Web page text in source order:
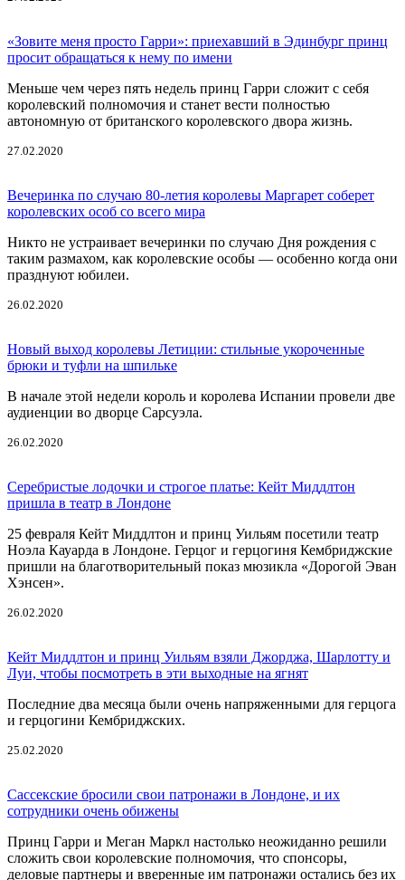
«Зовите меня просто Гарри»: приехавший в Эдинбург принц
просит обращаться к нему по имени
Меньше чем через пять недель принц Гарри сложит с себя
королевский полномочия и станет вести полностью
автономную от британского королевского двора жизнь.
27.02.2020
Вечеринка по случаю 80-летия королевы Маргарет соберет
королевских особ со всего мира
Никто не устраивает вечеринки по случаю Дня рождения с
таким размахом, как королевские особы — особенно когда они
празднуют юбилеи.
26.02.2020
Новый выход королевы Летиции: стильные укороченные
брюки и туфли на шпильке
В начале этой недели король и королева Испании провели две
аудиенции во дворце Сарсуэла.
26.02.2020
Серебристые лодочки и строгое платье: Кейт Миддлтон
пришла в театр в Лондоне
25 февраля Кейт Миддлтон и принц Уильям посетили театр
Ноэла Кауарда в Лондоне. Герцог и герцогиня Кембриджские
пришли на благотворительный показ мюзикла «Дорогой Эван
Хэнсен».
26.02.2020
Кейт Миддлтон и принц Уильям взяли Джорджа, Шарлотту и
Луи, чтобы посмотреть в эти выходные на ягнят
Последние два месяца были очень напряженными для герцога
и герцогини Кембриджских.
25.02.2020
Сассекские бросили свои патронажи в Лондоне, и их
сотрудники очень обижены
Принц Гарри и Меган Маркл настолько неожиданно решили
сложить свои королевские полномочия, что спонсоры,
деловые партнеры и вверенные им патронажи остались без их